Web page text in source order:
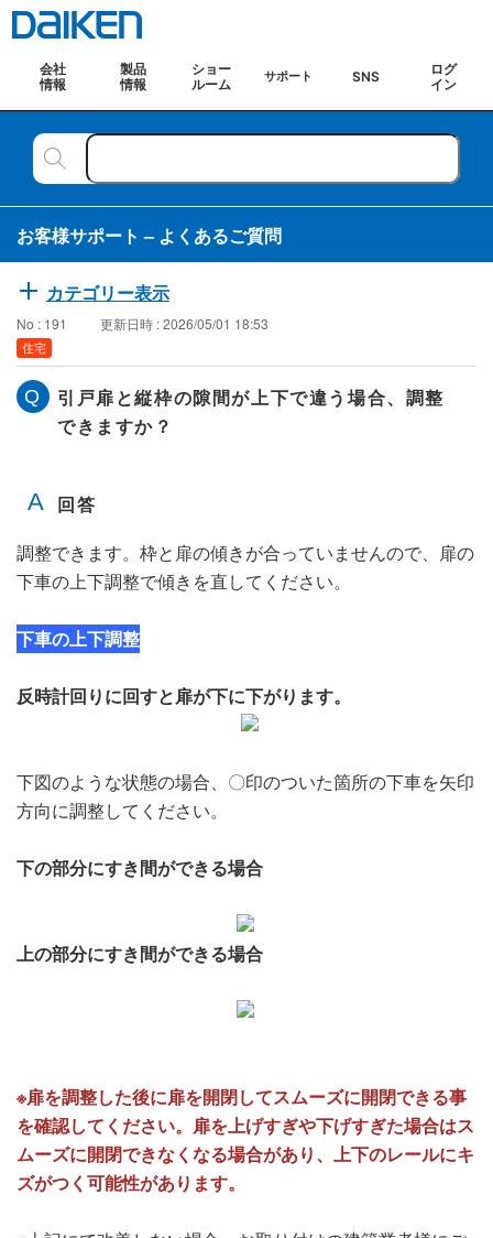
会社
情報
製品
情報
ショー
ルーム
サポート SNS
ログ
イン
お客様サポート – よくあるご質問
カテゴリー表示
No : 191 更新日時 : 2026/05/01 18:53
住宅
引戸扉と縦枠の隙間が上下で違う場合、調整
できますか？
調整できます。枠と扉の傾きが合っていませんので、扉の
下車の上下調整で傾きを直してください。
下車の上下調整
反時計回りに回すと扉が下に下がります。
下図のような状態の場合、〇印のついた箇所の下車を矢印
方向に調整してください。
下の部分にすき間ができる場合
上の部分にすき間ができる場合
※扉を調整した後に扉を開閉してスムーズに開閉できる事
を確認してください。扉を上げすぎや下げすぎた場合はス
ムーズに開閉できなくなる場合があり、上下のレールにキ
ズがつく可能性があります。